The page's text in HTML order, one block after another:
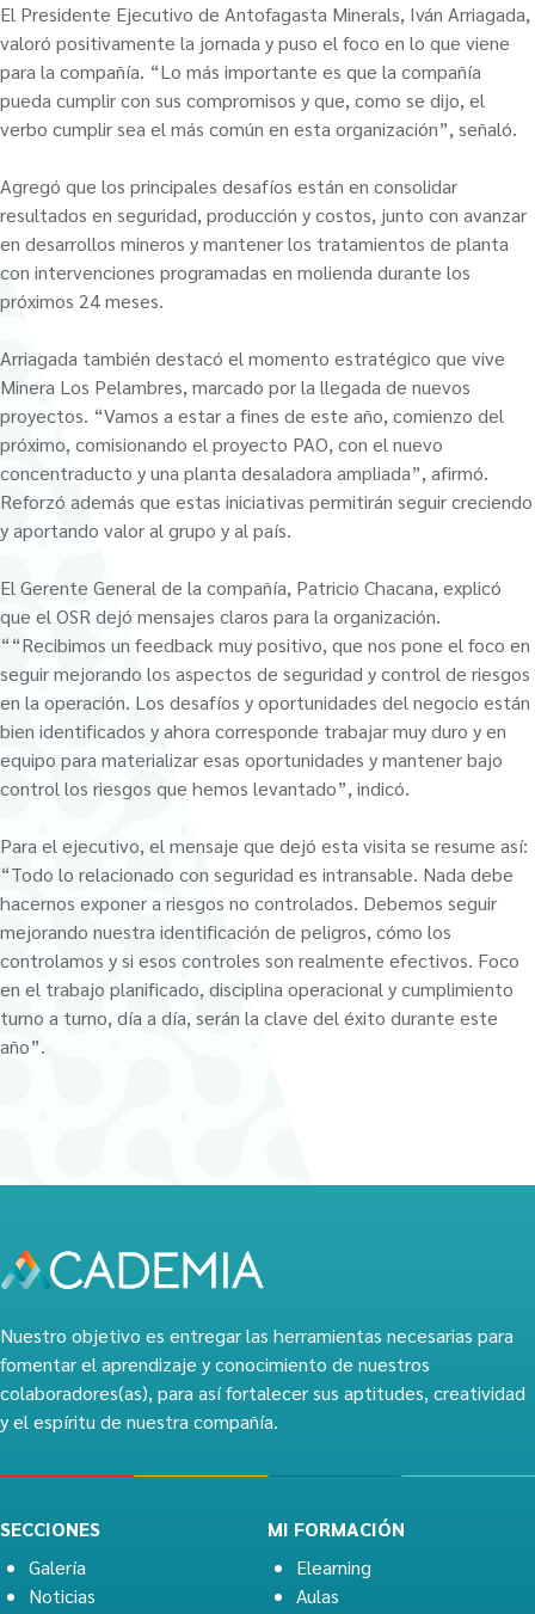
El Presidente Ejecutivo de Antofagasta Minerals, Iván Arriagada,
valoró positivamente la jornada y puso el foco en lo que viene
para la compañía. “Lo más importante es que la compañía
pueda cumplir con sus compromisos y que, como se dijo, el
verbo cumplir sea el más común en esta organización”, señaló.
Agregó que los principales desafíos están en consolidar
resultados en seguridad, producción y costos, junto con avanzar
en desarrollos mineros y mantener los tratamientos de planta
con intervenciones programadas en molienda durante los
próximos 24 meses.
Arriagada también destacó el momento estratégico que vive
Minera Los Pelambres, marcado por la llegada de nuevos
proyectos. “Vamos a estar a fines de este año, comienzo del
próximo, comisionando el proyecto PAO, con el nuevo
concentraducto y una planta desaladora ampliada”, afirmó.
Reforzó además que estas iniciativas permitirán seguir creciendo
y aportando valor al grupo y al país.
El Gerente General de la compañía, Patricio Chacana, explicó
que el OSR dejó mensajes claros para la organización.
““Recibimos un feedback muy positivo, que nos pone el foco en
seguir mejorando los aspectos de seguridad y control de riesgos
en la operación. Los desafíos y oportunidades del negocio están
bien identificados y ahora corresponde trabajar muy duro y en
equipo para materializar esas oportunidades y mantener bajo
control los riesgos que hemos levantado”, indicó.
Para el ejecutivo, el mensaje que dejó esta visita se resume así:
“Todo lo relacionado con seguridad es intransable. Nada debe
hacernos exponer a riesgos no controlados. Debemos seguir
mejorando nuestra identificación de peligros, cómo los
controlamos y si esos controles son realmente efectivos. Foco
en el trabajo planificado, disciplina operacional y cumplimiento
turno a turno, día a día, serán la clave del éxito durante este
año”.
Nuestro objetivo es entregar las herramientas necesarias para
fomentar el aprendizaje y conocimiento de nuestros
colaboradores(as), para así fortalecer sus aptitudes, creatividad
y el espíritu de nuestra compañía.
SECCIONES
Galería
Noticias
MI FORMACIÓN
Elearning
Aulas